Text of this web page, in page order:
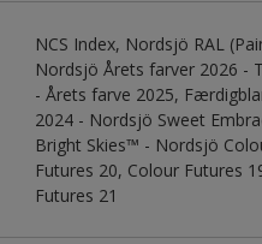
NCS Index, Nordsjö RAL
Nordsjö Årets farver 2026 -
- Årets farve 2025,
2024 - Nordsjö Sweet
Bright Skies™ - Nordsjö
Futures 20, Colour Futures
Futures 21